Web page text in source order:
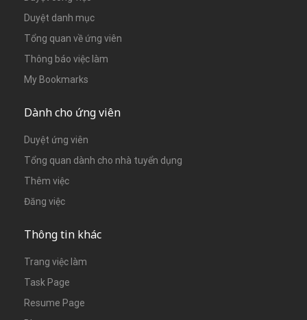
Duyệt danh mục
Tổng quan về ứng viên
Thông báo việc làm
My Bookmarks
Dành cho ứng viên
Duyệt ứng viên
Tổng quan dành cho nhà tuyển dụng
Thêm việc
Đăng việc
Thông tin khác
Trang việc làm
Task Page
Resume Page